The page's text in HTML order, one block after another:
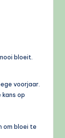
bloeit.
voorjaar.
kans op
om bloei te